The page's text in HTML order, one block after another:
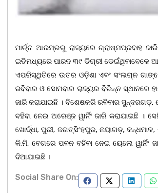
ମାର୍ଚ୍ଚ ଆରମ୍ଭରୁ ରାଜ୍ୟରେ ଗ୍ରାଷ୍ମପ୍ରବାହ
ଇତିମଧ୍ୟରେ ପାରଦ ୩୯ ଡିଗ୍ରୀ ଡେଇଁଥିବାବେଳେ
ଏପରିସ୍ଥିତିରେ ଉତର ଓଡ଼ିଶା ଏବଂ ସଂଲଗ୍ନ
ରବିବାର ଓ ସୋମବାର ରାଜ୍ୟର ବିଭିନ୍ନ ସ୍ଥାନରେ
ଜାରି କରାଯାଇଛି । ବିଶେଷକରି ରବିବାର
ବହିବା ନେଇ ଅରେଞ୍ଜ ୱାର୍ନିଂ ଜାରି କରାଯାଇଛି
ଖୋର୍ଦ୍ଧା, ପୁରୀ, ଜଗତ୍ସିଂହପୁର, ନୟାଗଡ଼,
କି.ମି. ବେଗରେ ପବନ ବହିବା ନେଇ ୟେଲୋ ୱାର୍ନିଂ
ଦିଆଯାଇଛି ।
Social Share On: